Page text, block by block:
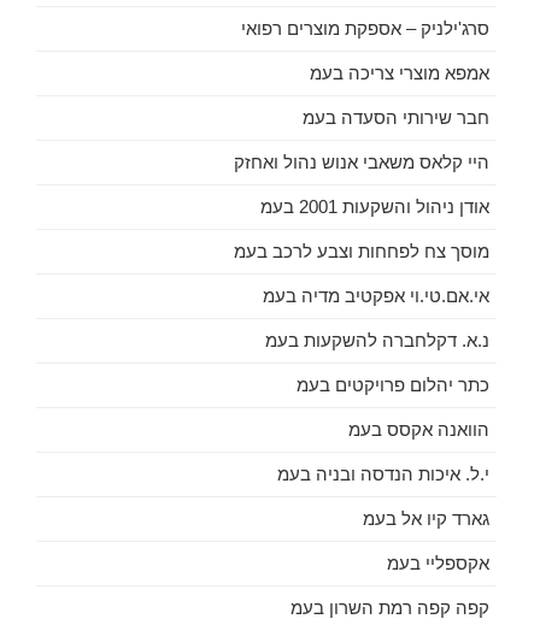
סרג'ילניק – אספקת מוצרים רפואי
אמפא מוצרי צריכה בעמ
חבר שירותי הסעדה בעמ
היי קלאס משאבי אנוש נהול ואחזק
אודן ניהול והשקעות 2001 בעמ
מוסך צח לפחחות וצבע לרכב בעמ
אי.אם.טי.וי אפקטיב מדיה בעמ
נ.א. דקלחברה להשקעות בעמ
כתר יהלום פרויקטים בעמ
הוואנה אקסס בעמ
י.ל. איכות הנדסה ובניה בעמ
גארד קיו אל בעמ
אקספליי בעמ
קפה קפה רמת השרון בעמ